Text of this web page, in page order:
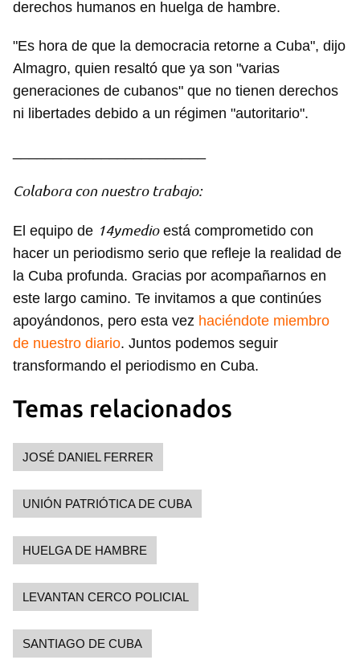
Guardar como favorito
Para poder guardar como favorito, primero has de
iniciar sesión con tu cuenta de 14ymedio.
INICIAR SESIÓN CANCELAR
derechos humanos en huelga de hambre.
"Es hora de que la democracia retorne a Cuba", dijo
Almagro, quien resaltó que ya son "varias
generaciones de cubanos" que no tienen derechos
ni libertades debido a un régimen "autoritario".
Colabora con nuestro trabajo:
El equipo de 14ymedioestá comprometido con
hacer un periodismo serio que refleje la realidad de
la Cuba profunda. Gracias por acompañarnos en
este largo camino. Te invitamos a que continúes
apoyándonos, pero esta vez haciéndote miembro
de nuestro diario. Juntos podemos seguir
transformando el periodismo en Cuba.
Temas relacionados
JOSÉ DANIEL FERRER
UNIÓN PATRIÓTICA DE CUBA
HUELGA DE HAMBRE
LEVANTAN CERCO POLICIAL
SANTIAGO DE CUBA